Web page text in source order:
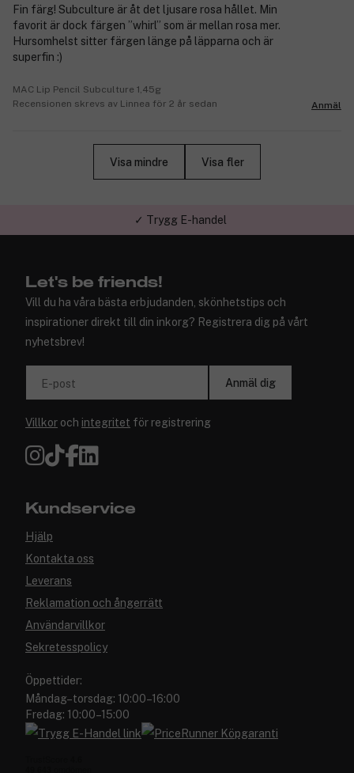
Fin färg! Subculture är åt det ljusare rosa hållet. Min
favorit är dock färgen ”whirl” som är mellan rosa mer.
Hursomhelst sitter färgen länge på läpparna och är
superfin :)
MAC Lip Pencil Subculture 1,45g
Recensionen skrevs av Linnea för 2 år sedan
Anmäl
Visa mindre Visa fler
✓ Trygg E-handel
Let's be friends!
Vill du ha våra bästa erbjudanden, skönhetstips och
inspirationer direkt till din inkorg? Registrera dig på vårt
nyhetsbrev!
E-post Anmäl dig
Villkor och integritet för registrering
Kundservice
Hjälp
Kontakta oss
Leverans
Reklamation och ångerrätt
Användarvillkor
Sekretesspolicy
Öppettider:
Måndag–torsdag: 10:00–16:00
Fredag: 10:00–15:00